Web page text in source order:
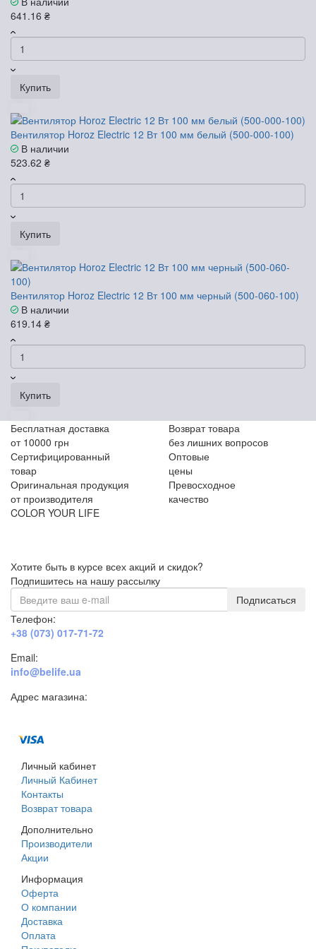
641.16 ₴
Купить
Вентилятор Horoz Electric 12 Вт 100 мм белый (500-000-100)
В наличии
523.62 ₴
Купить
Вентилятор Horoz Electric 12 Вт 100 мм черный (500-060-100)
В наличии
619.14 ₴
Купить
Бесплатная доставка
от 10000 грн
Возврат товара
без лишних вопросов
Сертифицированный
товар
Оптовые
цены
Оригинальная продукция
от производителя
Превосходное
качество
COLOR YOUR LIFE
Хотите быть в курсе всех акций и скидок?
Подпишитесь на нашу рассылку
Подписаться
Телефон:
+38 (073) 017-71-72
Email:
info@belife.ua
Адрес магазина:
Личный кабинет
Личный Кабинет
Контакты
Возврат товара
Дополнительно
Производители
Акции
Информация
Оферта
О компании
Доставка
Оплата